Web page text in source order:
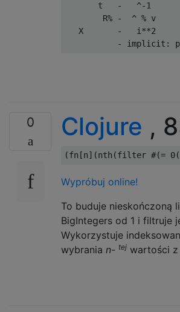
       t   -   ^-1
        R% -  ^ % v
   X       -   i**2
0 Clojure ,
(fn [n] (nth (filter #(= 0(
Wypróbuj online!
To buduje nieskończoną
BigIntegers od 1 i filtruje
Wykorzystuje
wybrania n- tej wartości